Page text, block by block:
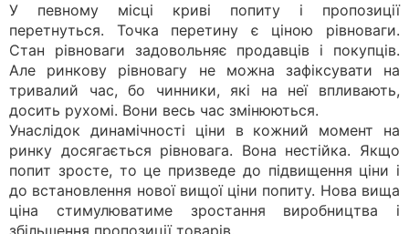
У певному місці криві попиту і пропозиції
перетнуться. Точка перетину є ціною рівноваги.
Стан рівноваги задовольняє продавців і покупців.
Але ринкову рівновагу не можна зафіксувати на
тривалий час, бо чинники, які на неї впливають,
досить рухомі. Вони весь час змінюються.
Унаслідок динамічності ціни в кожний момент на
ринку досягається рівновага. Вона нестійка. Якщо
попит зросте, то це призведе до підвищення ціни і
до встановлення нової вищої ціни попиту. Нова вища
ціна стимулюватиме зростання виробництва і
збільшення пропозиції товарів.